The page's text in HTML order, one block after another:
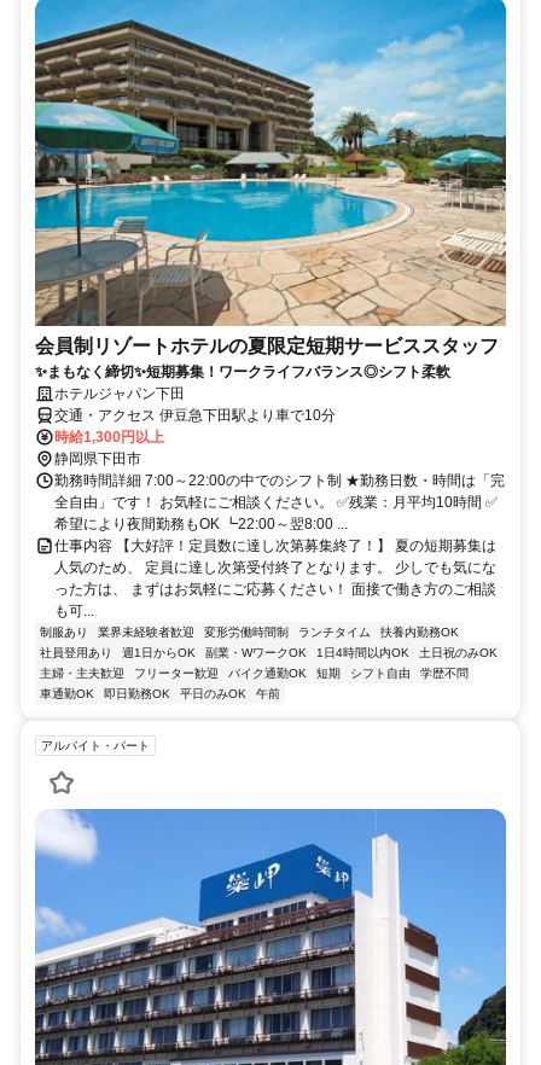
会員制リゾートホテルの夏限定短期サービススタッフ
✨まもなく締切✨短期募集！ワークライフバランス◎シフト柔軟
ホテルジャパン下田
交通・アクセス 伊豆急下田駅より車で10分
時給1,300円以上
静岡県下田市
勤務時間詳細 7:00～22:00の中でのシフト制 ★勤務日数・時間は「完
全自由」です！ お気軽にご相談ください。 ✅残業：月平均10時間 ✅
希望により夜間勤務もOK ┗22:00～翌8:00 ...
仕事内容 【大好評！定員数に達し次第募集終了！】 夏の短期募集は
人気のため、 定員に達し次第受付終了となります。 少しでも気にな
った方は、 まずはお気軽にご応募ください！ 面接で働き方のご相談
も可...
制服あり 業界未経験者歓迎 変形労働時間制 ランチタイム
扶養内勤務OK
社員登用あり
週1日からOK 副業・WワークOK 1日4時間以内OK
土日祝のみOK
主婦・主夫歓迎
フリーター歓迎 バイク通勤OK 短期 シフト自由
学歴不問
車通勤OK
即日勤務OK 平日のみOK 午前
アルバイト・パート